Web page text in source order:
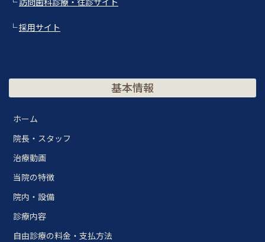
└採用サイト
基本情報
ホーム
院長・スタッフ
治療動画
当院の特徴
院内・設備
診療内容
自由診療の料金・支払方法